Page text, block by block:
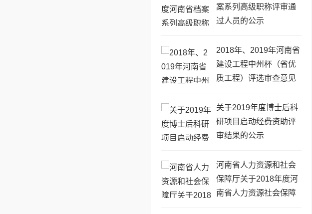
案系列高级职称评审通
过人员的公示
2018年、2019年河南省
建设工程中州杯（省优
质工程）评选审查意见
关于2019年度博士后科
研项目启动经费资助评
审结果的公示
河南省人力资源和社会
保障厅关于2018年度河
南省人力资源社会保障